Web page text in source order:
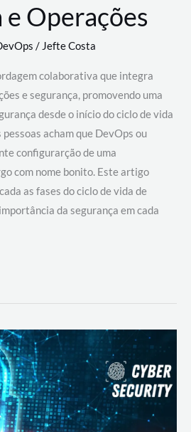
e Operações
/Jefte Costa
colaborativa que integra
e segurança, promovendo uma
desde o início do ciclo de vida
acham que DevOps ou
configurarção de uma
com nome bonito. Este artigo
as fases do ciclo de vida de
da segurança em cada